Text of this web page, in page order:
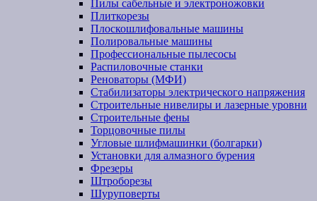
Пилы сабельные и электроножовки
Плиткорезы
Плоскошлифовальные машины
Полировальные машины
Профессиональные пылесосы
Распиловочные станки
Реноваторы (МФИ)
Стабилизаторы электрического напряжения
Строительные нивелиры и лазерные уровни
Строительные фены
Торцовочные пилы
Угловые шлифмашинки (болгарки)
Установки для алмазного бурения
Фрезеры
Штроборезы
Шуруповерты